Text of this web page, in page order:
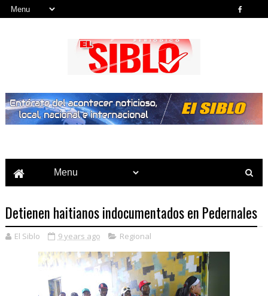
Detienen haitianos indocumentados en Pedernales
El Siblo 9 years ago Regional